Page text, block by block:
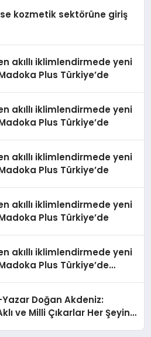
kozmetik sektörüne giriş
akıllı iklimlendirmede yeni
Plus Türkiye’de
akıllı iklimlendirmede yeni
Plus Türkiye’de
akıllı iklimlendirmede yeni
Plus Türkiye’de
akıllı iklimlendirmede yeni
Plus Türkiye’de
akıllı iklimlendirmede yeni
Plus Türkiye’de
dostu tasarımıyla
donatılmış son modeli
ünitesi Madoka Plus
satışa sunuldu. Tam
Yazar Doğan Akdeniz:
ve Milli Çıkarlar Her Şeyin